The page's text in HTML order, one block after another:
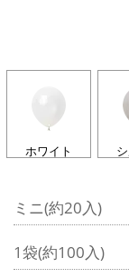
ホワイト
ミニ(約20入)
1袋(約100入)